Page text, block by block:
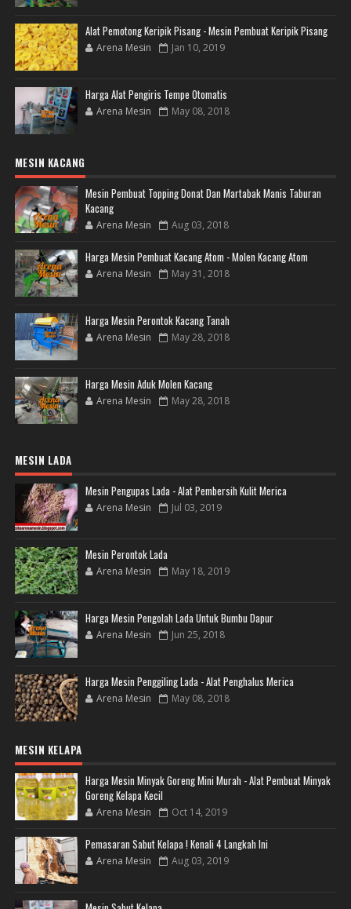
Alat Pemotong Keripik Pisang - Mesin Pembuat Keripik Pisang
Arena Mesin Jan 10, 2019
Harga Alat Pengiris Tempe Otomatis
Arena Mesin May 08, 2018
MESIN KACANG
Mesin Pembuat Topping Donat Dan Martabak Manis Taburan
Kacang
Arena Mesin Aug 03, 2018
Harga Mesin Pembuat Kacang Atom - Molen Kacang Atom
Arena Mesin May 31, 2018
Harga Mesin Perontok Kacang Tanah
Arena Mesin May 28, 2018
Harga Mesin Aduk Molen Kacang
Arena Mesin May 28, 2018
MESIN LADA
Mesin Pengupas Lada - Alat Pembersih Kulit Merica
Arena Mesin Jul 03, 2019
Mesin Perontok Lada
Arena Mesin May 18, 2019
Harga Mesin Pengolah Lada Untuk Bumbu Dapur
Arena Mesin Jun 25, 2018
Harga Mesin Penggiling Lada - Alat Penghalus Merica
Arena Mesin May 08, 2018
MESIN KELAPA
Harga Mesin Minyak Goreng Mini Murah - Alat Pembuat Minyak
Goreng Kelapa Kecil
Arena Mesin Oct 14, 2019
Pemasaran Sabut Kelapa ! Kenali 4 Langkah Ini
Arena Mesin Aug 03, 2019